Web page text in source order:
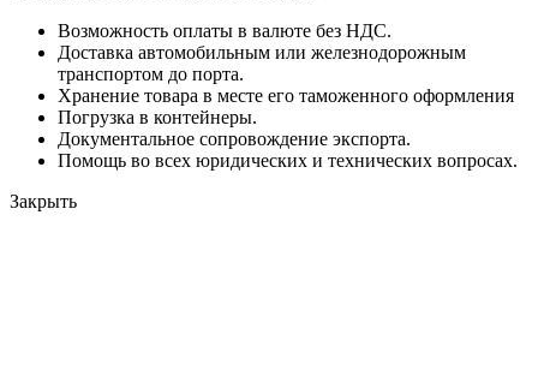
Возможность оплаты в валюте без НДС.
Доставка автомобильным или железнодорожным
транспортом до порта.
Хранение товара в месте его таможенного оформления
Погрузка в контейнеры.
Документальное сопровождение экспорта.
Помощь во всех юридических и технических вопросах.
Закрыть